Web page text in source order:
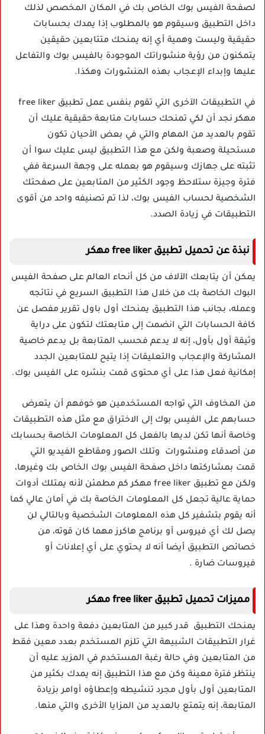
لصفحة الفيس بوك الخاص بك في المكان المخصص لذلك
داخل التطبيق وسيقوم هو بالمطلوب إذا يمدك بحسابات
حقيقية وليست وهمية أي إنه يمنحك متتابعين حقيقين
يتمكنون من رؤية منشوراتك الموجودة بالفيس بوك والتفاعل
عليها وإبداء الإعجاب بهذه المنشورات وهكذا.
في التطبيقات الآخرى التي تقوم بنفس عمل تطبيق free liker
مهكر نجد أن لكي تمنحك حسابات متابعة حقيقية عليك أن
تقوم بالعديد من المهام والتي في بعض الأحيان تكون
مستحيلة وصعبة ولكن مع هذا التطبيق ليس عليك سوا أن
تثبته على جهازك وسيقوم هو بعمله على وجهة السرعة ففي
فترة وجيزة ستلاحظ وجود الكثير من المتابعين على صفحتك
الشخصية لحساب الفيس بوك، لذا تم تصنيفه واحد من أقوى
التطبيقات في زيادة الصدد.
نبذة عن تحميل تطبيق free liker مهكر
يمكن أن يتابعك الآلاف من كل أنحاء العالم على صفحة الفيس
البوك الخاصة بك من خلال هذا التطبيق السريع في نتائجه
وعمله، بجانب هذا التطبيق يمنحك أول باول تقرير مفصل عن
كافة الحسابات التي انضمت إلى متابعتك لتكون على دراية
وثيقة أول بأول، إنه لا يدعم فحسب المتابعة بل يدعم خاصية
المشاركة والإعجاب والتعليقات إذا يتيح للمتابعين الجدد
إمكانية فعل هذا على أي محتوى قمت بنشره على الفيس بوك.
من المخاوف التي تواجه المستخدمين هو خوفهم أن يتعرض
حسابهم على الفيس بوك إلى الاختراق مع مثل هذه التطبيقات
وخاصة أنها تكن لديها بالفعل كل المعلومات الخاصة بحسابك
من أصدقاء ومنشورات وتلك الصور ومقاطع الفيديو التي
قمت بمشاركتها داخل صفحة الفيس بوك الخاص بك وغيرها،
ولكن مع تطبيق free liker مهكر كم مطمئن لأنه يمتلك أدوات
حماية عالية تجعل كل المعلومات الخاصة بك في أمان عالي كما
أنه يقوم بتشفير كل هذه المعلومات الشخصية وبالتالي لن
يصل لك أي فيروس أو برنامج هاكرز مهما كان قوته، من
خصائص التطبيق أيضا أنه لا يحتوي على أي إعلانات أو
فيروسات ضارة .
مميزات تحميل تطبيق free liker مهكر
يمنحك التطبيق قدر كبير من المتابعين دفعة واحدة وهذا على
غرار التطبيقات الشبيهة التي تلزم المستخدم بعدد معين فقط
من المتابعين وفي حالة رغبة المستخدم في المزيد عليه أن
ينتظر فترة معينة وكن مع هذا التطبيق إنه يمدك بكثير من
المتابعين أول بأول مجرد تنشيطه وإعطاؤه أوامر بزيادة
المتابعة، إنه يتمتع بالعديد من المزايا الأخرى والتي منها.